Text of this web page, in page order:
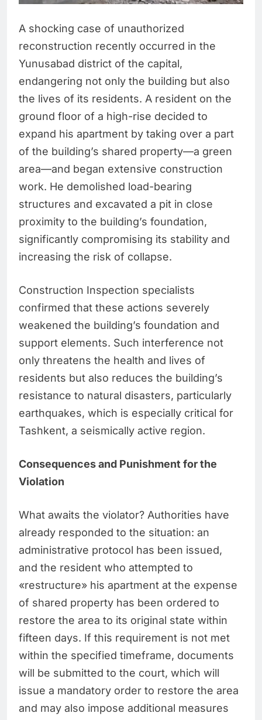
A shocking case of unauthorized
reconstruction recently occurred in the
Yunusabad district of the capital,
endangering not only the building but also
the lives of its residents. A resident on the
ground floor of a high-rise decided to
expand his apartment by taking over a part
of the building’s shared property—a green
area—and began extensive construction
work. He demolished load-bearing
structures and excavated a pit in close
proximity to the building’s foundation,
significantly compromising its stability and
increasing the risk of collapse.
Construction Inspection specialists
confirmed that these actions severely
weakened the building’s foundation and
support elements. Such interference not
only threatens the health and lives of
residents but also reduces the building’s
resistance to natural disasters, particularly
earthquakes, which is especially critical for
Tashkent, a seismically active region.
Consequences and Punishment for the
Violation
What awaits the violator? Authorities have
already responded to the situation: an
administrative protocol has been issued,
and the resident who attempted to
«restructure» his apartment at the expense
of shared property has been ordered to
restore the area to its original state within
fifteen days. If this requirement is not met
within the specified timeframe, documents
will be submitted to the court, which will
issue a mandatory order to restore the area
and may also impose additional measures